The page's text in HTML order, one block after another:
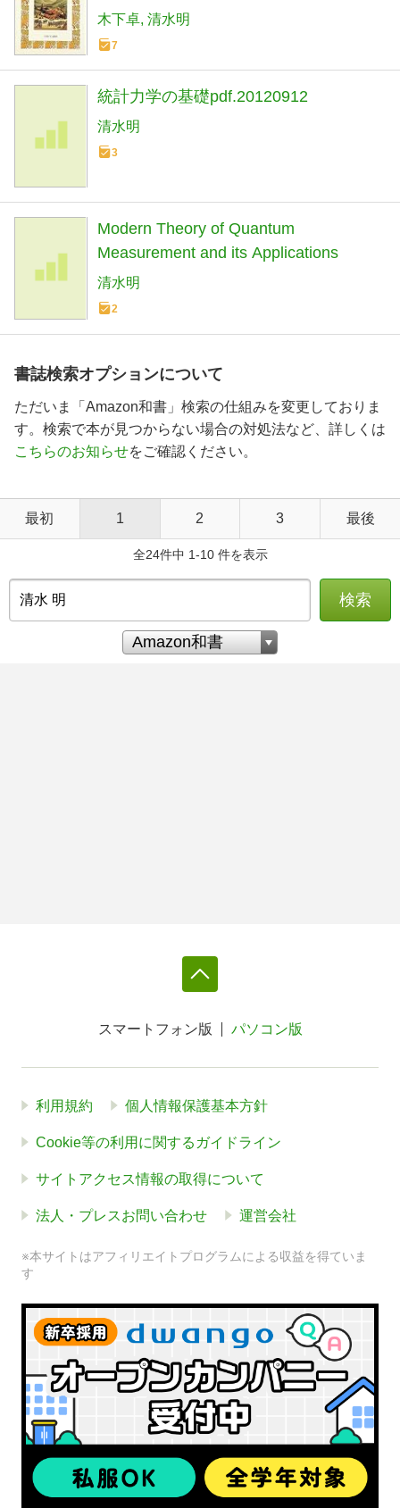
木下卓 清水明
7
統計力学の基礎pdf.20120912
清水明
3
Modern Theory of Quantum
Measurement and its Applications
清水明
2
書誌検索オプションについて
ただいま「Amazon和書」検索の仕組みを変更しておりま
す。検索で本が見つからない場合の対処法など、詳しくは
こちらのお知らせをご確認ください。
最初 1 2 3 最後
全24件中 1-10 件を表示
検索
スマートフォン版 パソコン版
利用規約 個人情報保護基本方針
Cookie等の利用に関するガイドライン
サイトアクセス情報の取得について
法人・プレスお問い合わせ 運営会社
※本サイトはアフィリエイトプログラムによる収益を得ていま
す